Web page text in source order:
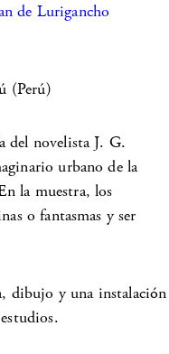
de Lurigancho
(Perú)
del novelista J. G.
urbano de la
la muestra, los
o fantasmas y ser
dibujo y una instalación